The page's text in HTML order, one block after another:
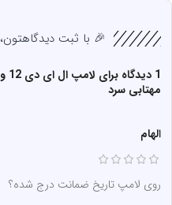
🎉 با ثبت
1 دیدگاه برای
مهتابی سرد
الهام
روی لامپ تاریخ ضمانت درج شده؟